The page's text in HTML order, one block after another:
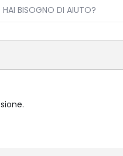
HAI BISOGNO DI AIUTO?